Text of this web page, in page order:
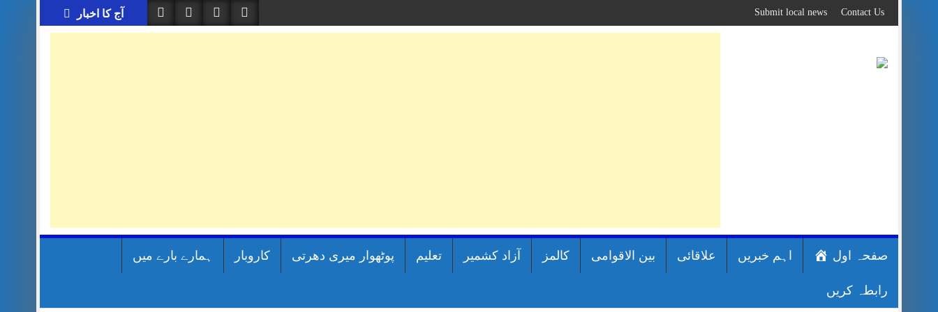
to
content
آج کا اخبار Contact Us
Submit local news
صفحہ اول اہم خبریں علاقائی بین الاقوامی کالمز آزاد کشمیر تعلیم پوٹھوار میری دھرتی کاروبار ہمارے بارے میں
رابطہ کریں